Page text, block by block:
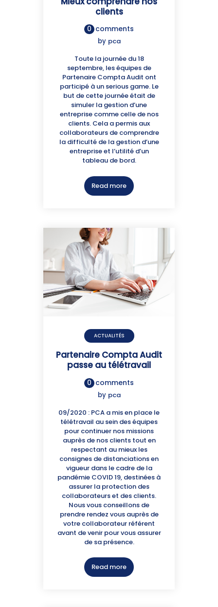
clients
0 comments
by pca
Toute la journée du 18
septembre, les équipes de
Partenaire Compta Audit ont
participé à un serious game. Le
but de cette journée était de
simuler la gestion d’une
entreprise comme celle de nos
clients. Cela a permis aux
collaborateurs de comprendre
la difficulté de la gestion d’une
entreprise et l’utilité d’un
tableau de bord.
Read more
ACTUALITÉS
Partenaire Compta Audit
passe au télétravail
0 comments
by pca
09/2020 : PCA a mis en place le
télétravail au sein des équipes
pour continuer nos missions
auprès de nos clients tout en
respectant au mieux les
consignes de distanciations en
vigueur dans le cadre de la
pandémie COVID 19, destinées à
assurer la protection des
collaborateurs et des clients.
Nous vous conseillons de
prendre rendez vous auprès de
votre collaborateur référent
avant de venir pour vous assurer
de sa présence.
Read more